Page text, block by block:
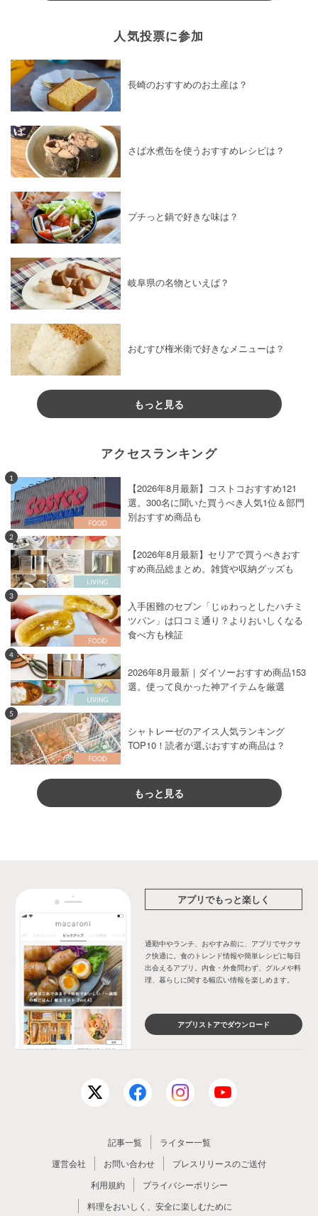
人気投票に参加
長崎のおすすめのお土産は？
さば水煮缶を使うおすすめレシピは？
プチっと鍋で好きな味は？
岐阜県の名物といえば？
おむすび権米衛で好きなメニューは？
もっと見る
アクセスランキング
1
【2026年8月最新】コストコおすすめ121
選。300名に聞いた買うべき人気1位＆部門
別おすすめ商品も
2
【2026年8月最新】セリアで買うべきおす
すめ商品総まとめ。雑貨や収納グッズも
3
入手困難のセブン「じゅわっとしたハチミ
ツパン」は口コミ通り？よりおいしくなる
食べ方も検証
4
2026年8月最新｜ダイソーおすすめ商品153
選。使って良かった神アイテムを厳選
5
シャトレーゼのアイス人気ランキング
TOP10！読者が選ぶおすすめ商品は？
もっと見る
アプリでもっと楽しく
通勤中やランチ、おやすみ前に、アプリでサクサ
ク快適に。食のトレンド情報や簡単レシピに毎日
出会えるアプリ。内食・外食問わず、グルメや料
理、暮らしに関する幅広い情報を楽しめます。
アプリストアでダウンロード
記事一覧
ライター一覧
運営会社
お問い合わせ
プレスリリースのご送付
利用規約
プライバシーポリシー
料理をおいしく、安全に楽しむために